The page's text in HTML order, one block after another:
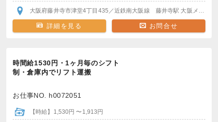
大阪府藤井寺市津堂4丁目435 ／近鉄南大阪線 藤井寺駅 大阪メトロ 八尾南駅
詳細を見る お問合せ
時間給1530円・1ヶ月毎のシフト
制・倉庫内でリフト運搬
お仕事NO. h0072051
【時給】1,530円 〜1,913円